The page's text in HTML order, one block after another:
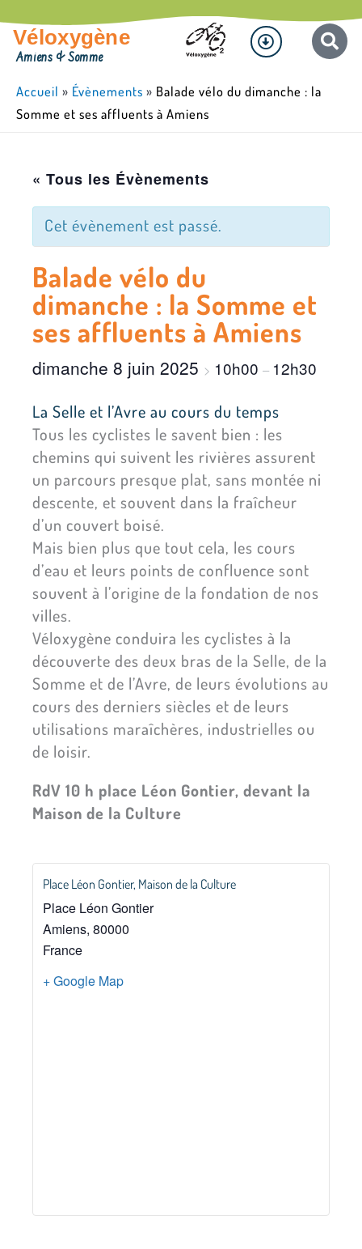
au
contenu
Véloxygène
Amiens & Somme
Menu
Accueil » Évènements » Balade vélo du dimanche : la
Somme et ses affluents à Amiens
« Tous les Évènements
Cet évènement est passé.
Balade vélo du
dimanche : la Somme et
ses affluents à Amiens
dimanche 8 juin 2025 > 10h00 – 12h30
La Selle et l’Avre au cours du temps
Tous les cyclistes le savent bien : les
chemins qui suivent les rivières assurent
un parcours presque plat, sans montée ni
descente, et souvent dans la fraîcheur
d’un couvert boisé.
Mais bien plus que tout cela, les cours
d’eau et leurs points de confluence sont
souvent à l’origine de la fondation de nos
villes.
Véloxygène conduira les cyclistes à la
découverte des deux bras de la Selle, de la
Somme et de l’Avre, de leurs évolutions au
cours des derniers siècles et de leurs
utilisations maraîchères, industrielles ou
de loisir.
RdV 10 h place Léon Gontier, devant la
Maison de la Culture
Place Léon Gontier, Maison de la Culture
Place Léon Gontier
Amiens, 80000
France
+ Google Map